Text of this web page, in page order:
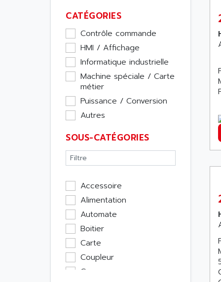
CATÉGORIES
Contrôle commande
HMI / Affichage
Informatique industrielle
Machine spéciale / Carte
métier
Puissance / Conversion
Autres
SOUS-CATÉGORIES
Accessoire
Alimentation
Automate
Boitier
Carte
Coupleur
Cpu